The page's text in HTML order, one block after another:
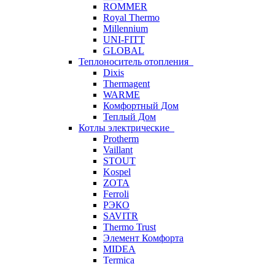
ROMMER
Royal Thermo
Millennium
UNI-FITT
GLOBAL
Теплоноситель отопления
Dixis
Thermagent
WARME
Комфортный Дом
Теплый Дом
Котлы электрические
Protherm
Vaillant
STOUT
Kospel
ZOTA
Ferroli
РЭКО
SAVITR
Thermo Trust
Элемент Комфорта
MIDEA
Termica